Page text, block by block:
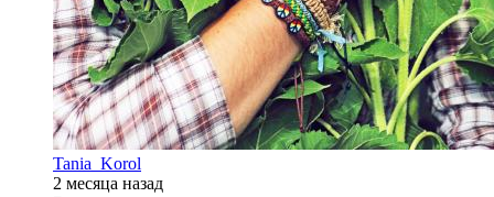
Tania_Korol
2 месяца назад